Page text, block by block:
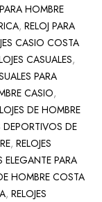
HOMBRE
, RELOJ PARA
CASIO COSTA
CASUALES,
PARA
CASIO,
DE HOMBRE
DEPORTIVOS DE
, RELOJES
ELEGANTE PARA
HOMBRE COSTA
, RELOJES